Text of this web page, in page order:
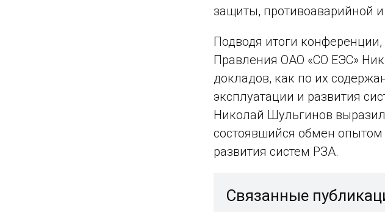
защиты, противоаварийной
Подводя итоги
Правления ОАО «СО ЕЭС»
докладов, как по их
эксплуатации и развития
Николай Шульгинов
состоявшийся обмен опытом
развития систем РЗА.
Связанные